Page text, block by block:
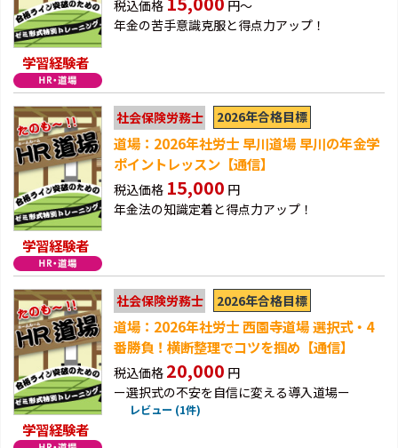
学習経験者
税込価格
円～
年金の苦手意識克服と得点力アップ！
学習経験者
社会保険労務士 2026年合格目標
道場：2026年社労士 早川道場 早川の年金学
ポイントレッスン【通信】
税込価格 15,000 円
年金法の知識定着と得点力アップ！
学習経験者
社会保険労務士 2026年合格目標
道場：2026年社労士 西園寺道場 選択式・4
番勝負！横断整理でコツを掴め【通信】
税込価格 20,000 円
ー選択式の不安を自信に変える導入道場ー
レビュー (1件)